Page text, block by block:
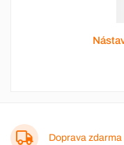
Doprava zdarma